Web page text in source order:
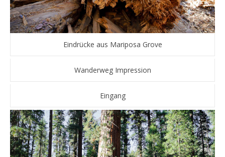
Eindrücke aus Mariposa Grove
Wanderweg Impression
Eingang